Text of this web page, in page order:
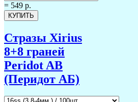
= 549 р.
Стразы Xirius
8+8 граней
Peridot AB
(Перидот АБ)